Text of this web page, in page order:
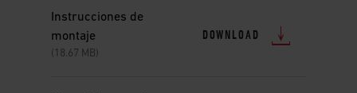
Instrucciones de
montaje
(18.67 MB)
DOWNLOAD